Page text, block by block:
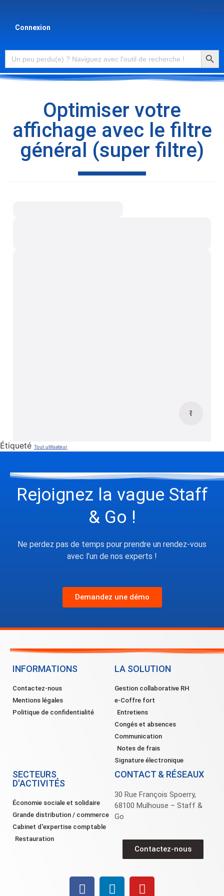
Recherche
Connexion
Search
for:
Optimiser votre
affichage avec le filtre
général (super filtre)
Étiqueté Tout utilisateur
Rejoignez la vague Staff
& Go !
Ne perdez pas de temps pour prendre un rendez-vous
avec l’un de nos experts !
Demandez une démo
INFORMATIONS
Contactez-nous
Mentions légales
Politique de confidentialité
LA SOLUTION
Gestion collaborative RH
e-Coffre fort
Entretiens
Congés et absences
Communication
Notes de frais
Signature électronique
SECTEURS
D'ACTIVITÉS
Économie sociale et solidaire
Grande distribution / commerce
Cabinet d'expertise comptable
Restauration
CONTACT & RÉSEAUX
30 Rue François Spoerry,
68100 Mulhouse – Staff &
Go
Contactez-nous